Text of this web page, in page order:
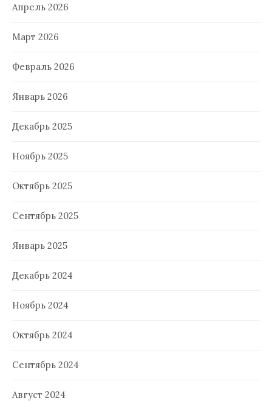
Апрель 2026
Март 2026
Февраль 2026
Январь 2026
Декабрь 2025
Ноябрь 2025
Октябрь 2025
Сентябрь 2025
Январь 2025
Декабрь 2024
Ноябрь 2024
Октябрь 2024
Сентябрь 2024
Август 2024